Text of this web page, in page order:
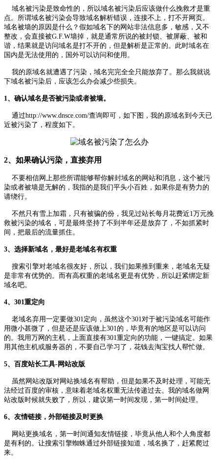
域名被污染是致命性的，所以域名被污染后应该做什么挽救才是重
点。所谓域名被污染会导致域名解析错误，连接不上，打不开网页。
域名被墙的原因是什么？假如域名下的网站非法信息多，敏感，又不
整改，会直接被G.F.W墙掉，就是通常所说的被封锁、被屏蔽、被和
谐，结果就是访问域名是打不开的，但是解析是正常的。此时域名在
国内是无法使用的，国外可以访问和使用。
我的原域名就遭遇了污染，域名完完全全只能放弃了。那么我就说
下域名被污染后，应该怎么办会减少些损失。
1、确认域名是否被污染或者被墙。
通过http://www.dnsce.com/查询即可，如下图，我的原域名到今天已
近被污染了，程度如下。
2、如果确认污染，直接弃用
不要相信网上那些所谓能够帮你解封域名的网站和消息，这个被污
染或者被墙是无解的，我指的是我们平头小百姓，如果你是有势力的
请绕行。
不然只有雪上加霜，只有被骗的份，我见过站长每月花费近1万元挽
救被污染的域名，可是最终坚持了不到半年还是放弃了，不如抓紧时
间，把最后的流量抓住。
3、选择新域名，最好是老域名有权重
搜索引擎对老域名很友好，所以，我们如果推到重来，老域名无疑
是非常有优势的。而有高权重的老域名更是有优势，所以赶紧绑定新
域名吧。
4、301重定向
老域名弃用一定要做301定向，虽然这个301对于被污染域名可能作
用微小甚微了，但是还是应该做上301的，毕竟有的地区是可以访问
的。我用万网的主机，上面直接有301重定向的功能，一键搞定。如果
用其他主机或服务器的，不要自己学习了，花钱去淘宝找人帮忙做。
5、百度站长工具-网站改版
虽然网站改版对网站换域名有帮助，但是如果不及时处理，可能无
法经过百度的审核，意味着老域名权重无法传递过去。我的域名做网
站改版时候就失败了，所以，建议第一时间发现，第一时间处理。
6、友情链接，外部链接及时更换
网站更换域名，第一时间通知友情链接，毕竟从他人和个人角度都
是有利的。让搜索引擎蜘蛛通过外部链接知道，域名换了，赶紧爬过
来。